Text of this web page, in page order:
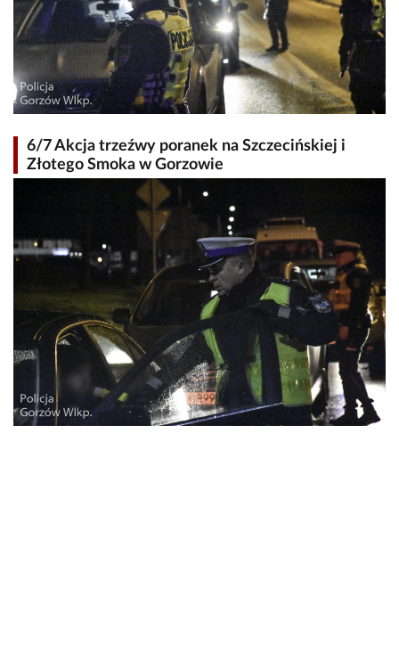
6/7 Akcja trzeźwy poranek na Szczecińskiej i
Złotego Smoka w Gorzowie